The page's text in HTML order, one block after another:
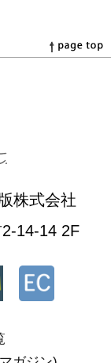
株式会社
14-14 2F